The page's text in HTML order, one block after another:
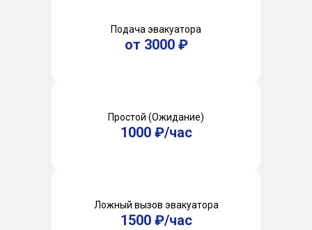
Подача эвакуатора
от 3000 ₽
Простой (Ожидание)
1000 ₽/час
Ложный вызов эвакуатора
1500 ₽/час